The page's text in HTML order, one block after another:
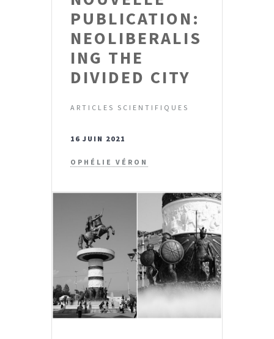
PUBLICATION:
NEOLIBERALIS
ING THE
DIVIDED CITY
ARTICLES SCIENTIFIQUES
16 JUIN 2021
OPHÉLIE VÉRON